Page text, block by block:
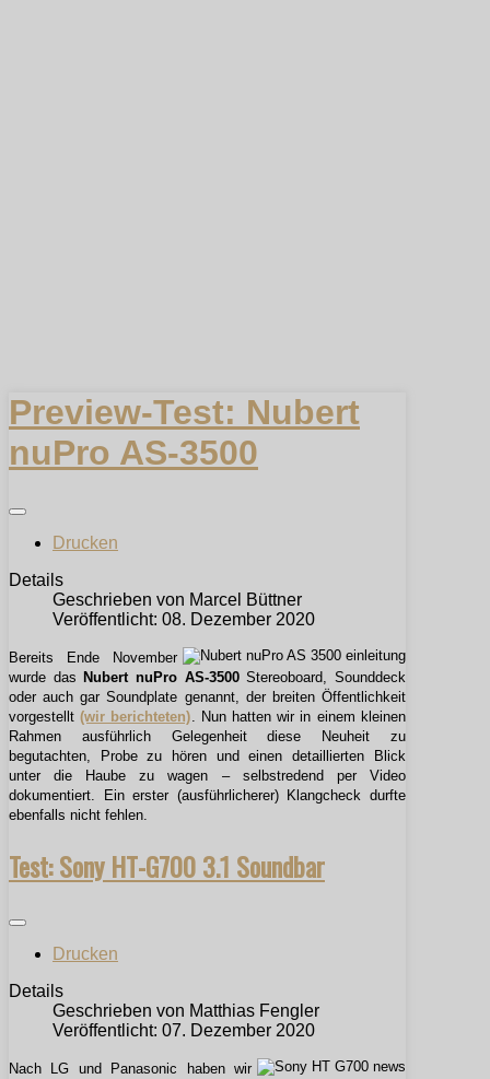
Preview-Test: Nubert
nuPro AS-3500
Drucken
Details
Geschrieben von Marcel Büttner
Veröffentlicht: 08. Dezember 2020
Bereits Ende November
wurde das Nubert nuPro AS-3500Stereoboard, Sounddeck
oder auch gar Soundplate genannt, der breiten Öffentlichkeit
vorgestellt(wir berichteten). Nun hatten wir in einem kleinen
Rahmen ausführlich Gelegenheit diese Neuheit zu
begutachten, Probe zu hören und einen detaillierten Blick
unter die Haube zu wagen – selbstredend per Video
dokumentiert. Ein erster (ausführlicherer) Klangcheck durfte
ebenfalls nicht fehlen.
Test: Sony HT-G700 3.1 Soundbar
Drucken
Details
Geschrieben von Matthias Fengler
Veröffentlicht: 07. Dezember 2020
Nach LG und Panasonic haben wir